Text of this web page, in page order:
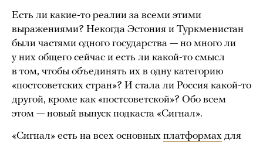
Есть ли какие-то реалии за всеми этими
выражениями? Некогда Эстония и Туркменистан
были частями одного государства — но много ли
у них общего сейчас и есть ли какой-то смысл
в том, чтобы объединять их в одну категорию
«постсоветских стран»? И стала ли Россия какой-то
другой, кроме как «постсоветской»? Обо всем
этом — новый выпуск подкаста «Сигнал».
«Сигнал» есть на всех основных платформах для